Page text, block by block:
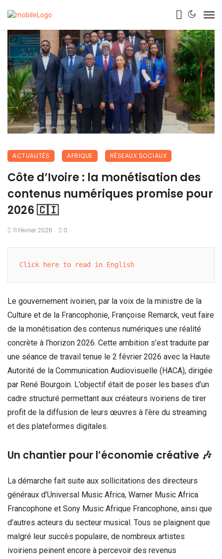
ACTUALITÉS AFRIQUE RÉSEAUX SOCIAUX
Côte d’Ivoire : la monétisation des
contenus numériques promise pour
2026 🇨🇮
11 février 2026 0
Click here to read in English
Le gouvernement ivoirien, par la voix de la ministre de la
Culture et de la Francophonie, Françoise Remarck, veut faire
de la monétisation des contenus numériques une réalité
concrète à l’horizon 2026. Cette ambition s’est traduite par
une séance de travail tenue le 2 février 2026 avec la Haute
Autorité de la Communication Audiovisuelle (HACA), dirigée
par René Bourgoin. L’objectif était de poser les bases d’un
cadre structuré permettant aux créateurs ivoiriens de tirer
profit de la diffusion de leurs œuvres à l’ère du streaming
et des plateformes digitales.
Un chantier pour l’économie créative 🎶
La démarche fait suite aux sollicitations des directeurs
généraux d’Universal Music Africa, Warner Music Africa
Francophone et Sony Music Afrique Francophone, ainsi que
d’autres acteurs du secteur musical. Tous se plaignent que
malgré leur succès populaire, de nombreux artistes
ivoiriens peinent encore à percevoir des revenus